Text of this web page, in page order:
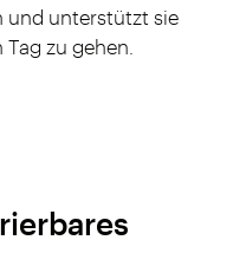
und unterstützt sie
zu gehen.